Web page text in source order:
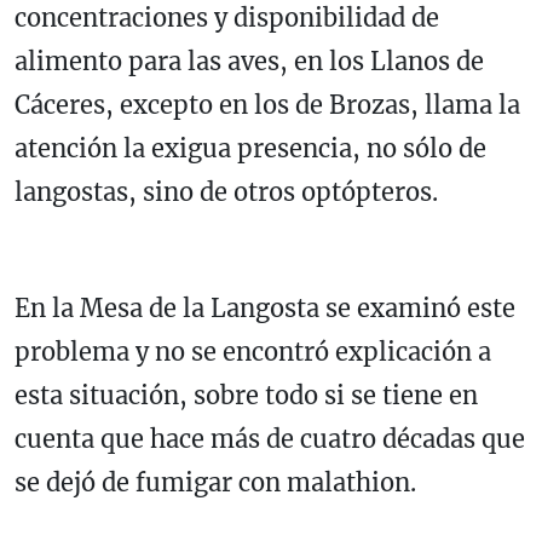
concentraciones y disponibilidad de
alimento para las aves, en los Llanos de
Cáceres, excepto en los de Brozas, llama la
atención la exigua presencia, no sólo de
langostas, sino de otros optópteros.
En la Mesa de la Langosta se examinó este
problema y no se encontró explicación a
esta situación, sobre todo si se tiene en
cuenta que hace más de cuatro décadas que
se dejó de fumigar con malathion.